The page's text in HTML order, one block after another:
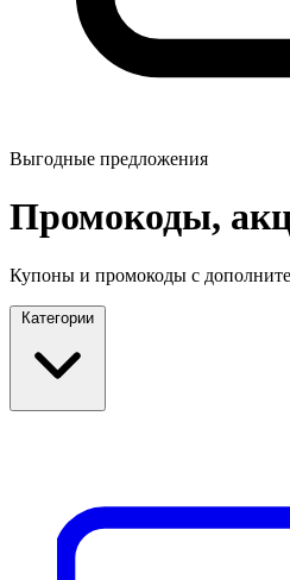
Выгодные предложения
Промокоды,
Купоны и промокоды с
Категории